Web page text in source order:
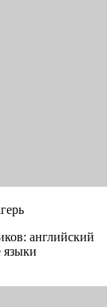
английский
языки